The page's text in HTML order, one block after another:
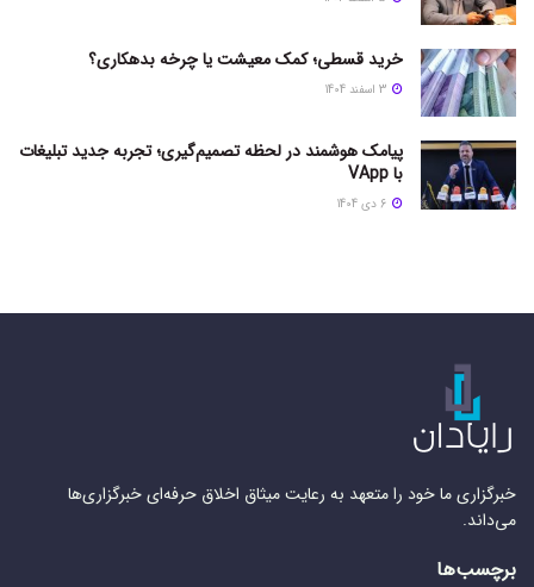
خرید قسطی؛ کمک معیشت یا چرخه بدهکاری؟
پیامک هوشمند در لحظه تصمیم‌گیری؛ تجربه جدید تبلیغات
با VApp
خبرگزاری ما خود را متعهد به رعایت میثاق اخلاق حرفه‌ای خبرگزاری‌ها
می‌داند.
برچسب‌ها